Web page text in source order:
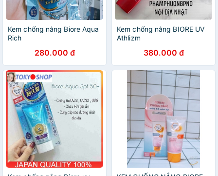
Kem chống nắng Biore Aqua
Rich
280.000 đ
Kem chống nắng BIORE UV
Athlizm
380.000 đ